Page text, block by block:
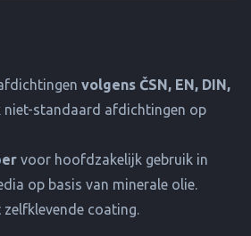
volgens ČSN, EN, DIN,
niet-standaard afdichtingen op
voor hoofdzakelijk gebruik in
op basis van minerale olie.
coating.